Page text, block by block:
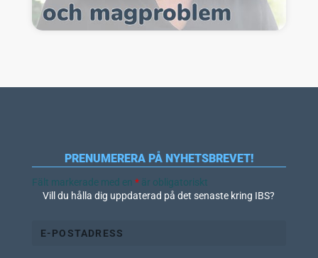
PRENUMERERA PÅ NYHETSBREVET!
Fält markerade med en *är obligatoriskt
Vill du hålla dig uppdaterad på det senaste kring IBS?